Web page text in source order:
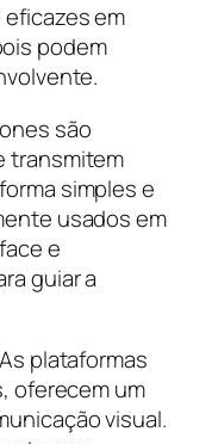
em
podem
são
transmitem
simples e
usados em
e
guiar a
As plataformas
oferecem um
visual.